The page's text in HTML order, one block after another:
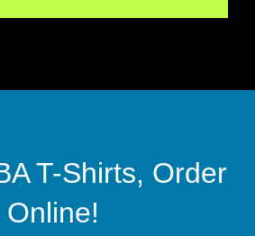
T-Shirts, Order
Online!